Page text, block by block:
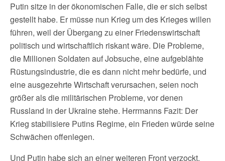
Putin sitze in der ökonomischen Falle, die er sich selbst
gestellt habe. Er müsse nun Krieg um des Krieges willen
führen, weil der Übergang zu einer Friedenswirtschaft
politisch und wirtschaftlich riskant wäre. Die Probleme,
die Millionen Soldaten auf Jobsuche, eine aufgeblähte
Rüstungsindustrie, die es dann nicht mehr bedürfe, und
eine ausgezehrte Wirtschaft verursachen, seien noch
größer als die militärischen Probleme, vor denen
Russland in der Ukraine stehe. Herrmanns Fazit: Der
Krieg stabilisiere Putins Regime, ein Frieden würde seine
Schwächen offenlegen.
Und Putin habe sich an einer weiteren Front verzockt.